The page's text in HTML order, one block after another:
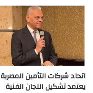
اتحاد شركات التأمين المصرية
يعتمد تشكيل اللجان الفنية